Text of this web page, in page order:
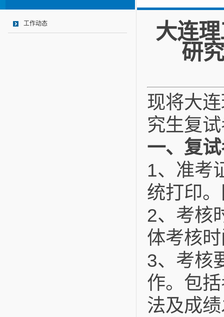
工作动态
大连
研
现将大
究生复
一、复
1、准考
统打印
2、考核
体考核
3、考核
作。包
法及成